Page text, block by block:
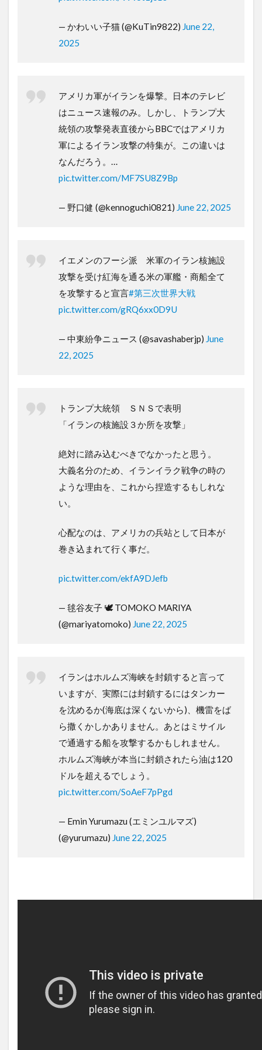
— かわいい子猫 (@KuTin9822) June 22,
2025
アメリカ軍がイランを爆撃。日本のテレビ
はニュース速報のみ。しかし、トランプ大
統領の攻撃発表直後からBBCではアメリカ
軍によるイラン攻撃の特集が。この違いは
なんだろう。…
pic.twitter.com/MF7SU8Z9Bp
— 野口健 (@kennoguchi0821) June 22, 2025
イエメンのフーシ派 米軍のイラン核施設
攻撃を受け紅海を通る米の軍艦・商船全て
を攻撃すると宣言#第三次世界大戦
pic.twitter.com/gRQ6xx0D9U
— 中東紛争ニュース (@savashaberjp) June
22, 2025
トランプ大統領 ＳＮＳで表明
「イランの核施設３か所を攻撃」
絶対に踏み込むべきでなかったと思う。
大義名分のため、イランイラク戦争の時の
ような理由を、これから捏造するもしれな
い。
心配なのは、アメリカの兵站として日本が
巻き込まれて行く事だ。
pic.twitter.com/ekfA9DJefb
— 毬谷友子 🕊 TOMOKO MARIYA
(@mariyatomoko) June 22, 2025
イランはホルムズ海峡を封鎖すると言って
いますが、実際には封鎖するにはタンカー
を沈めるか(海底は深くないから)、機雷をば
ら撒くかしかありません。あとはミサイル
で通過する船を攻撃するかもしれません。
ホルムズ海峡が本当に封鎖されたら油は120
ドルを超えるでしょう。
pic.twitter.com/SoAeF7pPgd
— Emin Yurumazu (エミンユルマズ)
(@yurumazu) June 22, 2025